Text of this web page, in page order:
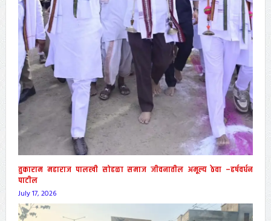
तुकाराम महाराज पालखी सोहळा समाज जीवनातील अमूल्य ठेवा –हर्षवर्धन
पाटील
July 17, 2026